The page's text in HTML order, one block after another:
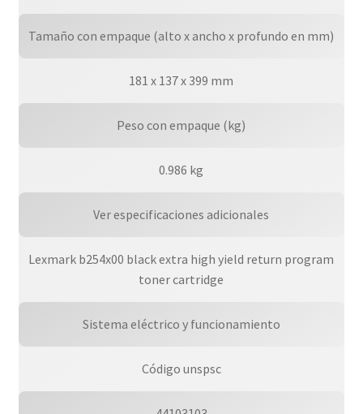
Tamaño con empaque (alto x ancho x profundo en mm)
181 x 137 x 399 mm
Peso con empaque (kg)
0.986 kg
Ver especificaciones adicionales
Lexmark b254x00 black extra high yield return program
toner cartridge
Sistema eléctrico y funcionamiento
Código unspsc